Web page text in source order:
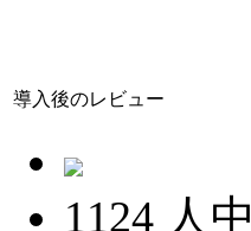
導入後のレビュー
1124 人中